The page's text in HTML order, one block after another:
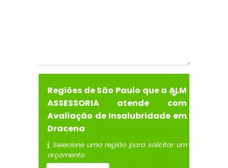
Regiões de São Paulo que a ALM
ASSESSORIA atende com
Avaliação de Insalubridade em
Dracena
Selecione uma região para solicitar um
orçamento